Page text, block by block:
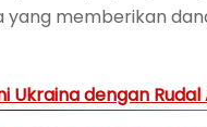
memberikan
Ukraina dengan